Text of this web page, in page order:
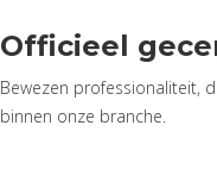
Officieel
Bewezen professionaliteit,
binnen onze branche.